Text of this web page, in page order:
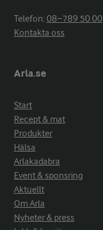
Telefon:08−789 50 00
Kontakta oss
Arla.se
Start
Recept & mat
Produkter
Hälsa
Arlakadabra
Event & sponsring
Aktuellt
Om Arla
Nyheter & press